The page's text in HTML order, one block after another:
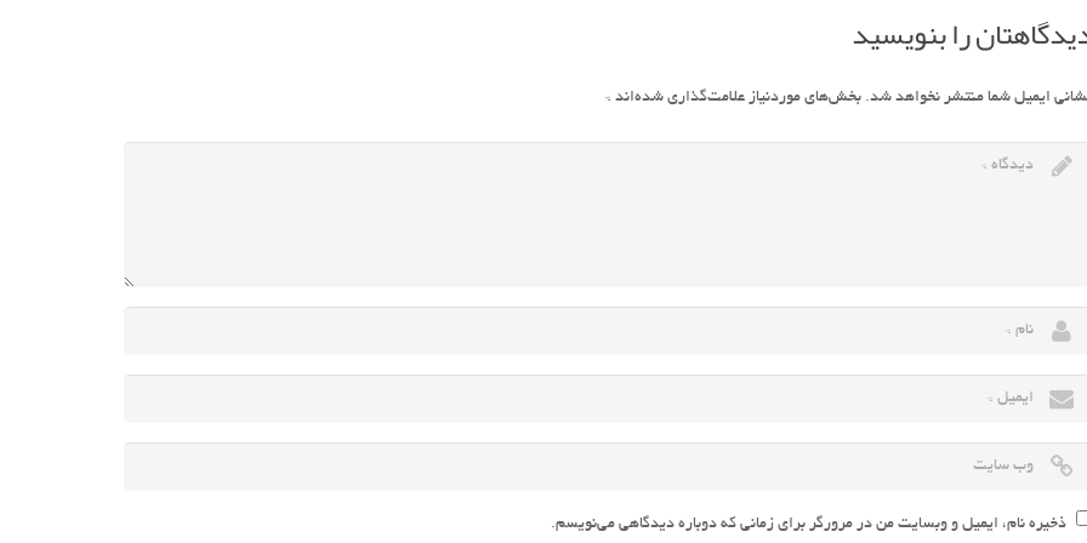
را بنویسید
ایمیل شما منتشر نخواهد شد. بخش‌های موردنیاز علامت‌گذاری شده‌اند *
ذخیره نام، ایمیل و وبسایت من در مرورگر برای زمانی که دوباره دیدگاهی می‌نویسم.